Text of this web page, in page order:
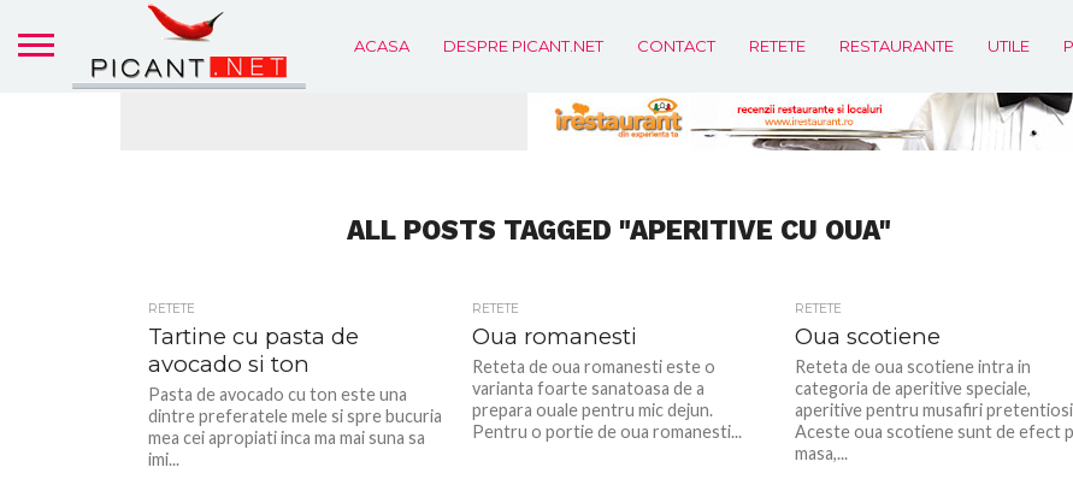
ACASA DESPRE PICANT.NET CONTACT RETETE RESTAURANTE UTILE
ALL POSTS TAGGED "APERITIVE CU OUA"
RETETE
Tartine cu pasta de
avocado si ton
Pasta de avocado cu ton este una
dintre preferatele mele si spre bucuria
mea cei apropiati inca ma mai suna sa
imi...
RETETE
Oua romanesti
Reteta de oua romanesti este o
varianta foarte sanatoasa de a
prepara ouale pentru mic dejun.
Pentru o portie de oua romanesti...
RETETE
Oua scotiene
Reteta de oua scotiene intra in
categoria de aperitive speciale,
aperitive pentru musafiri
Aceste oua scotiene sunt de efect
masa,...